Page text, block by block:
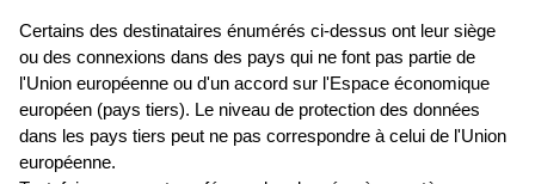
Certains des destinataires énumérés ci-dessus ont leur siège
ou des connexions dans des pays qui ne font pas partie de
l'Union européenne ou d'un accord sur l'Espace économique
européen (pays tiers). Le niveau de protection des données
dans les pays tiers peut ne pas correspondre à celui de l'Union
européenne.